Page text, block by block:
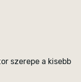
szerepe a kisebb